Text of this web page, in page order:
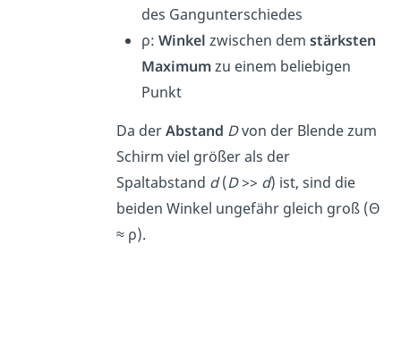
des Gangunterschiedes
ρ:Winkel zwischen dem stärksten
Maximumzu einem beliebigen
Punkt
Da derAbstand Dvon der Blende zum
Schirm viel größer als der
Spaltabstand d(D>> d) ist, sind die
beiden Winkel ungefähr gleich groß (Θ
≈ ρ).